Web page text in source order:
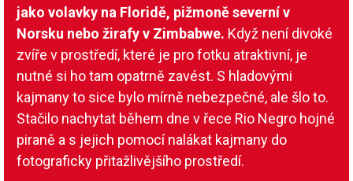
jako volavky na Floridě, pižmoně severní v
Norsku nebo žirafy v Zimbabwe. Když není divoké
zvíře v prostředí, které je pro fotku atraktivní, je
nutné si ho tam opatrně zavést. S hladovými
kajmany to sice bylo mírně nebezpečné, ale šlo to.
Stačilo nachytat během dne v řece Rio Negro hojné
piraně a s jejich pomocí nalákat kajmany do
fotograficky přitažlivějšího prostředí.